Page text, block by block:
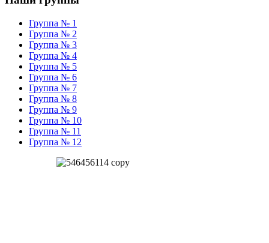
Группа № 1
Группа № 2
Группа № 3
Группа № 4
Группа № 5
Группа № 6
Группа № 7
Группа № 8
Группа № 9
Группа № 10
Группа № 11
Группа № 12